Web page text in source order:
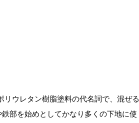
リウレタン樹脂塗料の代名詞で、混ぜる
部を始めとしてかなり多くの下地に使